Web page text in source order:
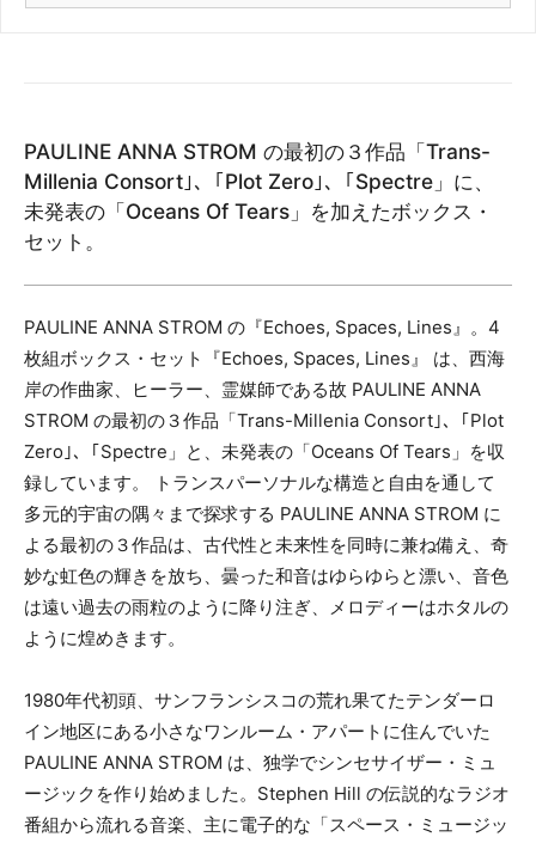
フォーマット
レコード
CD
その他
メールアドレス（必須）
PAULINE ANNA STROM の最初の３作品「Trans-
Millenia Consort｣、｢Plot Zero｣、｢Spectre」に、
未発表の「Oceans Of Tears」を加えたボックス・
セット。
PAULINE ANNA STROM の『Echoes, Spaces, Lines』。4
枚組ボックス・セット『Echoes, Spaces, Lines』 は、西海
岸の作曲家、ヒーラー、霊媒師である故 PAULINE ANNA
STROM の最初の３作品「Trans-Millenia Consort｣、｢Plot
Zero｣、｢Spectre」と、未発表の「Oceans Of Tears」を収
録しています。 トランスパーソナルな構造と自由を通して
多元的宇宙の隅々まで探求する PAULINE ANNA STROM に
よる最初の３作品は、古代性と未来性を同時に兼ね備え、奇
妙な虹色の輝きを放ち、曇った和音はゆらゆらと漂い、音色
は遠い過去の雨粒のように降り注ぎ、メロディーはホタルの
ように煌めきます。
1980年代初頭、サンフランシスコの荒れ果てたテンダーロ
イン地区にある小さなワンルーム・アパートに住んでいた
PAULINE ANNA STROM は、独学でシンセサイザー・ミュ
ージックを作り始めました。Stephen Hill の伝説的なラジオ
番組から流れる音楽、主に電子的な「スペース・ミュージッ